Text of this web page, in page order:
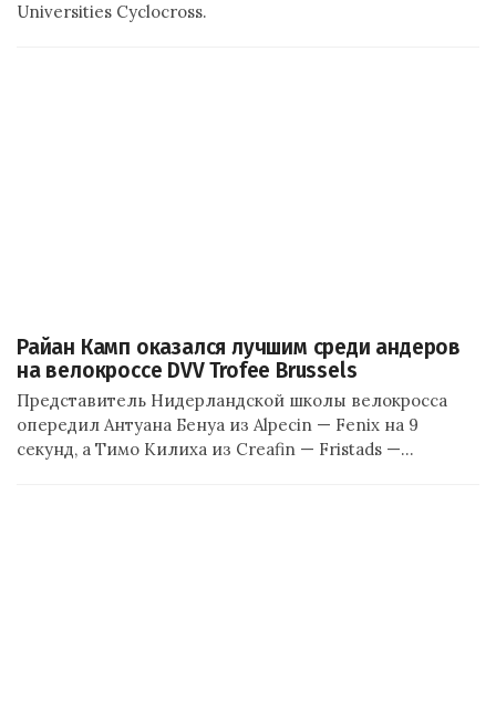
Universities Cyclocross.
Райан Камп оказался лучшим среди андеров
на велокроссе DVV Trofee Brussels
Представитель Нидерландской школы велокросса
опередил Антуана Бенуа из Alpecin — Fenix на 9
секунд, а Тимо Килиха из Creafin — Fristads —…